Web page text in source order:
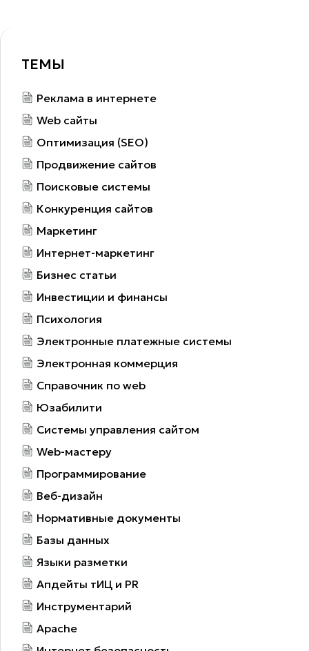
ТЕМЫ
Реклама в интернете
Web сайты
Оптимизация (SEO)
Продвижение сайтов
Поисковые системы
Конкуренция сайтов
Маркетинг
Интернет-маркетинг
Бизнес статьи
Инвестиции и финансы
Психология
Электронные платежные системы
Электронная коммерция
Справочник по web
Юзабилити
Системы управления сайтом
Web-мастеру
Программирование
Веб-дизайн
Нормативные документы
Базы данных
Языки разметки
Апдейты тИЦ и PR
Инструментарий
Apache